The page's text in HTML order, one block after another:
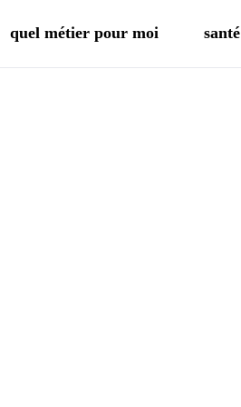
quel métier pour moi santé